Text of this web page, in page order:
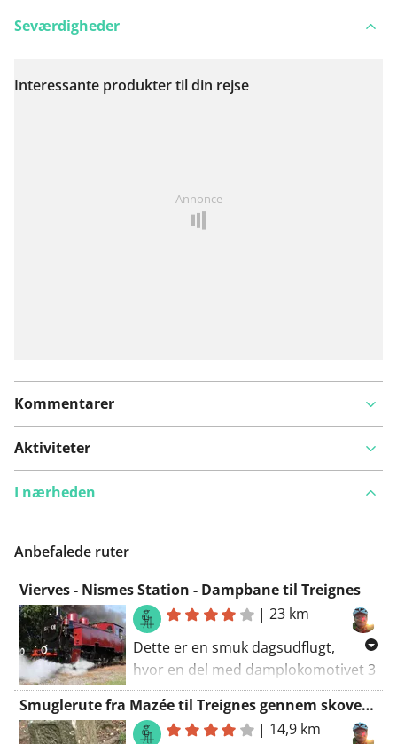
Se på kort
Seværdigheder
Interessante produkter til din rejse
Annonce
Kommentarer
Aktiviteter
I nærheden
Anbefalede ruter
Vierves - Nismes Station - Dampbane til Treignes
|23 km
Dette er en smuk dagsudflugt,
hvor en del med damplokomotivet 3
dalene bliver gjort.
Første vandringsafsnit fra Vierves til
Nismes station (8,5 km). Hvis
Smuglerute fra Mazée til Treignes gennem skoven (432 hm)
| 14,9 km